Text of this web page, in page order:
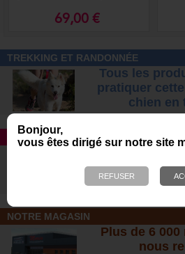
Bonjour,
vous êtes dirigé sur notre site
69,00 €
TREKKING ET RANDONNÉE
Tous les
pratiquer
chien en
TAPIS ROULANT
Le n°1
Morin,
NOTRE MAGASIN
Plus de 6 000
nous